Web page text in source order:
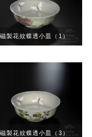
磁製花紋蝶透小皿（1）
磁製花紋蝶透小皿（3）